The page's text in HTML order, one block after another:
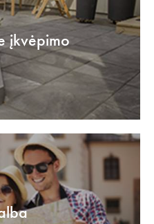
įkvėpimo